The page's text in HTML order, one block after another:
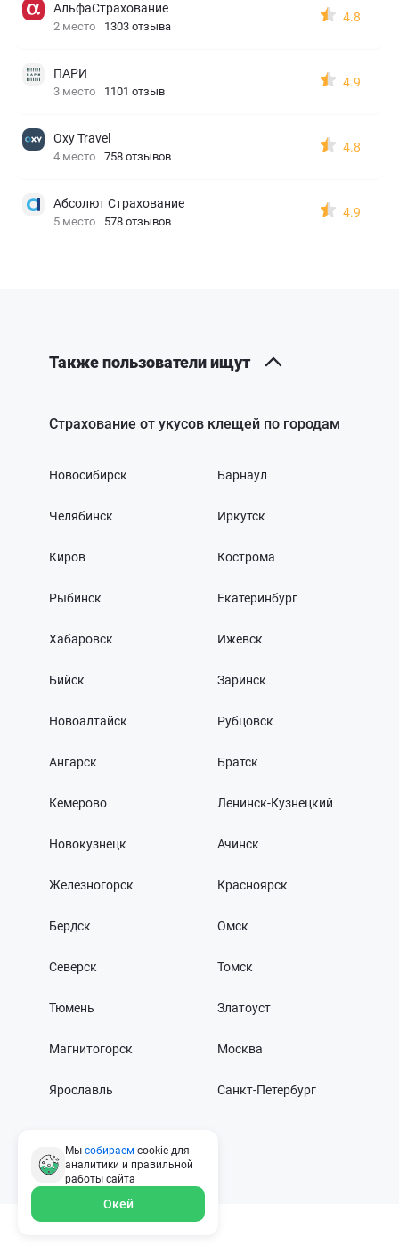
АльфаСтрахование
2 место 1303 отзыва
4.8
ПАРИ
3 место 1101 отзыв
4.9
Oxy Travel
4 место 758 отзывов
4.8
Абсолют Страхование
5 место 578 отзывов
4.9
Также пользователи ищут
Страхование от укусов клещей по городам
Новосибирск Барнаул
Челябинск Иркутск
Киров Кострома
Рыбинск Екатеринбург
Хабаровск Ижевск
Бийск Заринск
Новоалтайск Рубцовск
Ангарск Братск
Кемерово Ленинск-Кузнецкий
Новокузнецк Ачинск
Железногорск Красноярск
Бердск Омск
Северск Томск
Тюмень Златоуст
Магнитогорск Москва
Ярославль Санкт-Петербург
Мы собираем cookie для
аналитики и правильной
работы сайта
Окей